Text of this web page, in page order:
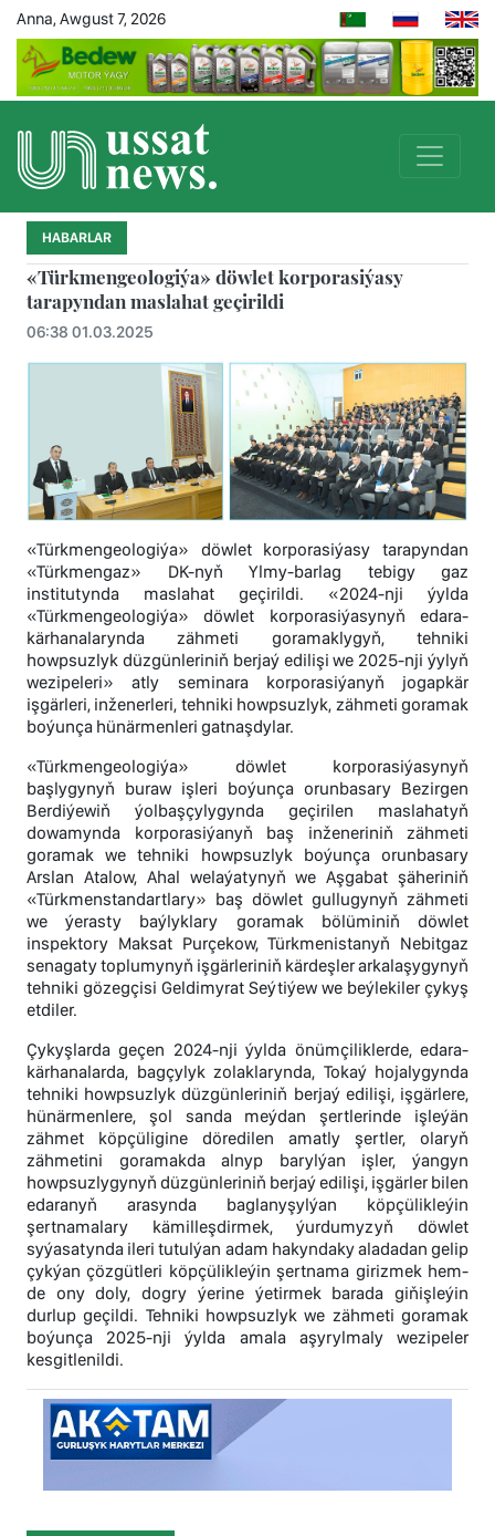
Anna, Awgust 7, 2026
HABARLAR
«Türkmengeologiýa» döwlet korporasiýasy
tarapyndan maslahat geçirildi
06:38 01.03.2025
«Türkmengeologiýa» döwlet korporasiýasy tarapyndan
«Türkmengaz» DK-nyň Ylmy-barlag tebigy gaz
institutynda maslahat geçirildi. «2024-nji ýylda
«Türkmengeologiýa» döwlet korporasiýasynyň edara-
kärhanalarynda zähmeti goramaklygyň, tehniki
howpsuzlyk düzgünleriniň berjaý edilişi we 2025-nji ýylyň
wezipeleri» atly seminara korporasiýanyň jogapkär
işgärleri, inženerleri, tehniki howpsuzlyk, zähmeti goramak
boýunça hünärmenleri gatnaşdylar.
«Türkmengeologiýa» döwlet korporasiýasynyň
başlygynyň buraw işleri boýunça orunbasary Bezirgen
Berdiýewiň ýolbaşçylygynda geçirilen maslahatyň
dowamynda korporasiýanyň baş inženeriniň zähmeti
goramak we tehniki howpsuzlyk boýunça orunbasary
Arslan Atalow, Ahal welaýatynyň we Aşgabat şäheriniň
«Türkmenstandartlary» baş döwlet gullugynyň zähmeti
we ýerasty baýlyklary goramak bölüminiň döwlet
inspektory Maksat Purçekow, Türkmenistanyň Nebitgaz
senagaty toplumynyň işgärleriniň kärdeşler arkalaşygynyň
tehniki gözegçisi Geldimyrat Seýtiýew we beýlekiler çykyş
etdiler.
Çykyşlarda geçen 2024-nji ýylda önümçiliklerde, edara-
kärhanalarda, bagçylyk zolaklarynda, Tokaý hojalygynda
tehniki howpsuzlyk düzgünleriniň berjaý edilişi, işgärlere,
hünärmenlere, şol sanda meýdan şertlerinde işleýän
zähmet köpçüligine döredilen amatly şertler, olaryň
zähmetini goramakda alnyp barylýan işler, ýangyn
howpsuzlygynyň düzgünleriniň berjaý edilişi, işgärler bilen
edaranyň arasynda baglanyşylýan köpçülikleýin
şertnamalary kämilleşdirmek, ýurdumyzyň döwlet
syýasatynda ileri tutulýan adam hakyndaky aladadan gelip
çykýan çözgütleri köpçülikleýin şertnama girizmek hem-
de ony doly, dogry ýerine ýetirmek barada giňişleýin
durlup geçildi. Tehniki howpsuzlyk we zähmeti goramak
boýunça 2025-nji ýylda amala aşyrylmaly wezipeler
kesgitlenildi.